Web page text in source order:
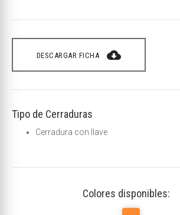
DESCARGAR FICHA cloud_download
Tipo de Cerraduras
Cerradura con llave
Colores disponibles: